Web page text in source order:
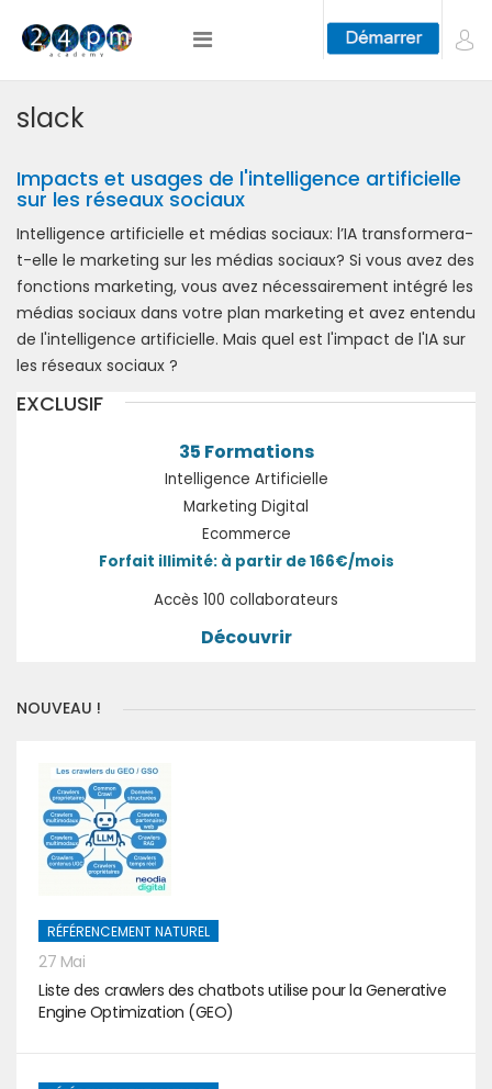
slack
Impacts et usages de l'intelligence artificielle
sur les réseaux sociaux
Intelligence artificielle et médias sociaux: l’IA transformera-
t-elle le marketing sur les médias sociaux? Si vous avez des
fonctions marketing, vous avez nécessairement intégré les
médias sociaux dans votre plan marketing et avez entendu
de l'intelligence artificielle. Mais quel est l'impact de l'IA sur
les réseaux sociaux ?
EXCLUSIF
35 Formations
Intelligence Artificielle
Marketing Digital
Ecommerce
Forfait illimité: à partir de 166€/mois
Accès 100 collaborateurs
Découvrir
NOUVEAU !
RÉFÉRENCEMENT NATUREL
27 Mai
Liste des crawlers des chatbots utilise pour la Generative
Engine Optimization (GEO)